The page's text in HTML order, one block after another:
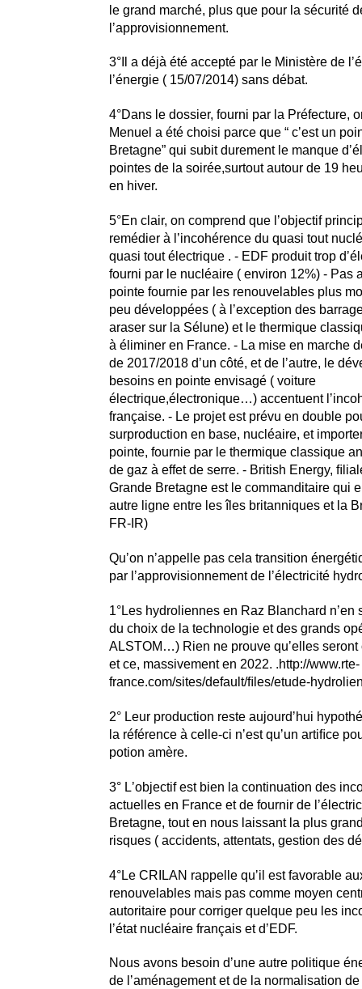
le grand marché, plus que pour la sécurité
lʼapprovisionnement.
3°Il a déjà été accepté par le Ministère de
lʼénergie ( 15/07/2014) sans débat.
4°Dans le dossier, fourni par la Préfecture,
Menuel a été choisi parce que “ cʼest un
Bretagne” qui subit durement le manque
pointes de la soirée,surtout autour de 19
en hiver.
5°En clair, on comprend que lʼobjectif
remédier à lʼincohérence du quasi tout
quasi tout électrique . - EDF produit trop
fourni par le nucléaire ( environ 12%) - Pas
pointe fournie par les renouvelables plus
peu développées ( à lʼexception des
araser sur la Sélune) et le thermique
à éliminer en France. - La mise en marche
de 2017/2018 dʼun côté, et de lʼautre, le
besoins en pointe envisagé ( voiture
électrique,électronique…) accentuent
française. - Le projet est prévu en double
surproduction en base, nucléaire, et
pointe, fournie par le thermique classique
de gaz à effet de serre. - British Energy,
Grande Bretagne est le commanditaire qui
autre ligne entre les îles britanniques et la
FR-IR)
Quʼon nʼappelle pas cela transition
par lʼapprovisionnement de lʼélectricité
1°Les hydroliennes en Raz Blanchard nʼen
du choix de la technologie et des grands
ALSTOM…) Rien ne prouve quʼelles
et ce, massivement en 2022. .http://www.rte-
france.com/sites/default/ﬁles/etude-
2° Leur production reste aujourdʼhui
la référence à celle-ci nʼest quʼun artiﬁce
potion amère.
3° Lʼobjectif est bien la continuation des
actuelles en France et de fournir de
Bretagne, tout en nous laissant la plus
risques ( accidents, attentats, gestion des
4°Le CRILAN rappelle quʼil est favorable
renouvelables mais pas comme moyen
autoritaire pour corriger quelque peu les
lʼétat nucléaire français et dʼEDF.
Nous avons besoin dʼune autre politique
de lʼaménagement et de la normalisation